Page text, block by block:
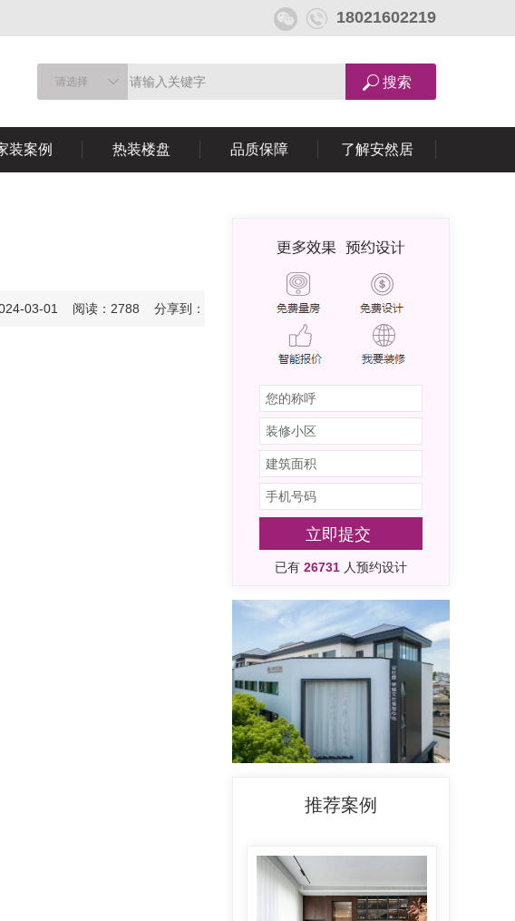
18021602219
请选择
装案例 热装楼盘 品质保障 了解安然居
03-01 阅读：2788 分享到：
立即提交
已有 26731 人预约设计
推荐案例